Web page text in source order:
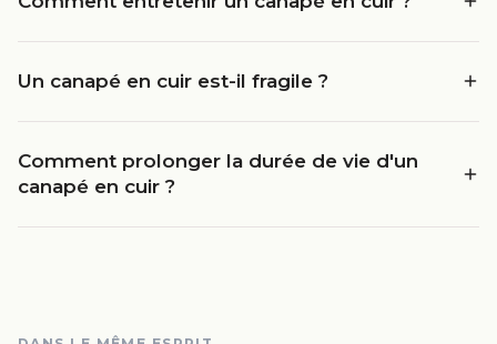
Un canapé en cuir est-il fragile ?
Comment prolonger la durée de vie d'un
canapé en cuir ?